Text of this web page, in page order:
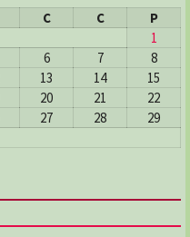
C C
P
1
6 7
8
13 14
15
20 21
22
27 28
29